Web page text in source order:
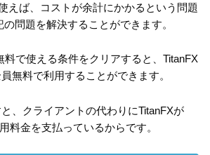
えば、コストが余計にかかるという問題
問題を解決することができます。
料で使える条件をクリアすると、TitanFX
無料で利用することができます。
、クライアントの代わりにTitanFXが
料金を支払っているからです。